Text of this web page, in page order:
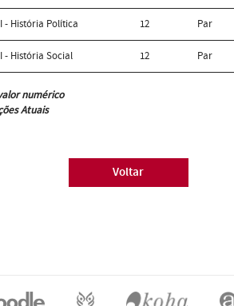
- História Política 12 Par
- História Social 12 Par
numérico
Atuais
Voltar